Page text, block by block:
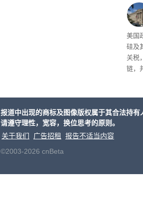
UG
在内
的
外再
衡中
美国
硅及
关税
链，
报道中出现的商标及图像版权属于其合法持
请遵守理性，宽容，换位思考的原则。
关于我们
广告招租
报告不适当内容
©2003-2026 cnBeta